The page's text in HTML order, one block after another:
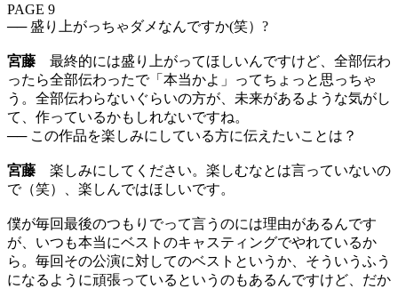
PAGE 9
── 盛り上がっちゃダメなんですか(笑）?
宮藤 最終的には盛り上がってほしいんですけど、全部伝わ
ったら全部伝わったで「本当かよ」ってちょっと思っちゃ
う。全部伝わらないぐらいの方が、未来があるような気がし
て、作っているかもしれないですね。
── この作品を楽しみにしている方に伝えたいことは？
宮藤 楽しみにしてください。楽しむなとは言っていないの
で（笑）、楽しんではほしいです。
僕が毎回最後のつもりでって言うのには理由があるんです
が、いつも本当にベストのキャスティングでやれているか
ら。毎回その公演に対してのベストというか、そういうふう
になるように頑張っているというのもあるんですけど、だか